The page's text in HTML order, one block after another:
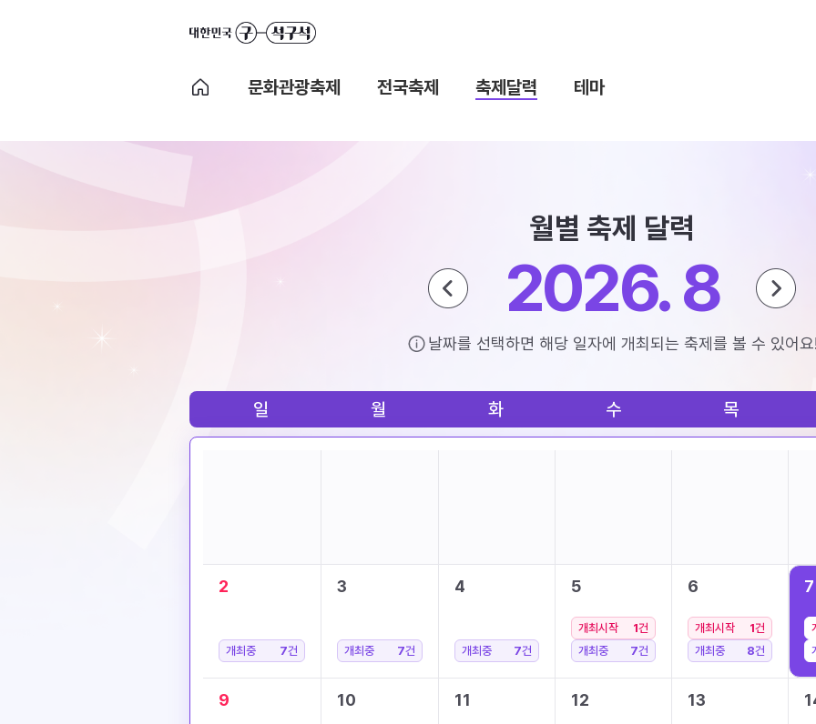
문화관광축제 전국축제 축제달력 테마
월별 축제 달력
2026. 8
날짜를 선택하면 해당 일자에 개최되는 축제를 볼 수 있어
일 월 화 수 목
2
개최중 7건
3
개최중 7건
4
개최중 7건
5
개최시작 1건
개최중
7건
6
개최시작 1건
개최중
8건
7
9 10 11 12 13